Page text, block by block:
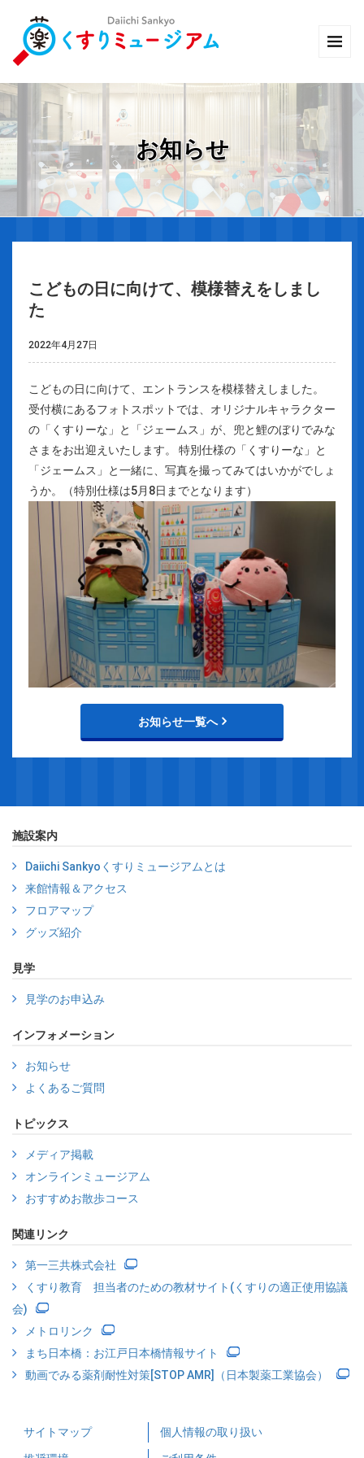
お知らせ
こどもの日に向けて、模様替えをしまし
た
2022年4月27日
こどもの日に向けて、エントランスを模様替えしました。
受付横にあるフォトスポットでは、オリジナルキャラクター
の「くすりーな」と「ジェームス」が、兜と鯉のぼりでみな
さまをお出迎えいたします。 特別仕様の「くすりーな」と
「ジェームス」と一緒に、写真を撮ってみてはいかがでしょ
うか。（特別仕様は5月8日までとなります）
お知らせ一覧へ
施設案内
Daiichi Sankyoくすりミュージアムとは
来館情報＆アクセス
フロアマップ
グッズ紹介
見学
見学のお申込み
インフォメーション
お知らせ
よくあるご質問
トピックス
メディア掲載
オンラインミュージアム
おすすめお散歩コース
関連リンク
第一三共株式会社
くすり教育 担当者のための教材サイト(くすりの適正使用協議
会)
メトロリンク
まち日本橋：お江戸日本橋情報サイト
動画でみる薬剤耐性対策[STOP AMR]（日本製薬工業協会）
サイトマップ 個人情報の取り扱い